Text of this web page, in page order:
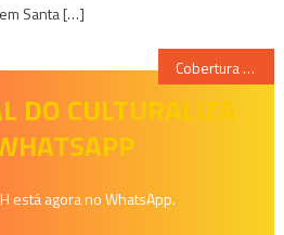
Santa […]
Cobertura 28°edição da Expocachaça: Minas Gerais é referência nacional na produção de cachaça
DO CULTURALIZA
está agora no WhatsApp.